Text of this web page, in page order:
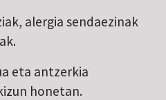
alergia sendaezinak
eta antzerkia
honetan.